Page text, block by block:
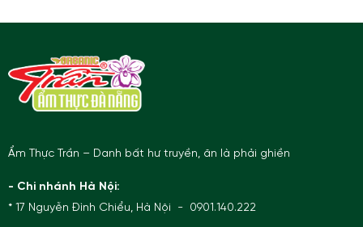
Ẩm Thực Trần – Danh bất hư truyền, ăn là phải ghiền
- Chi nhánh Hà Nội:
* 17 Nguyễn Đình Chiểu, Hà Nội - 0901.140.222